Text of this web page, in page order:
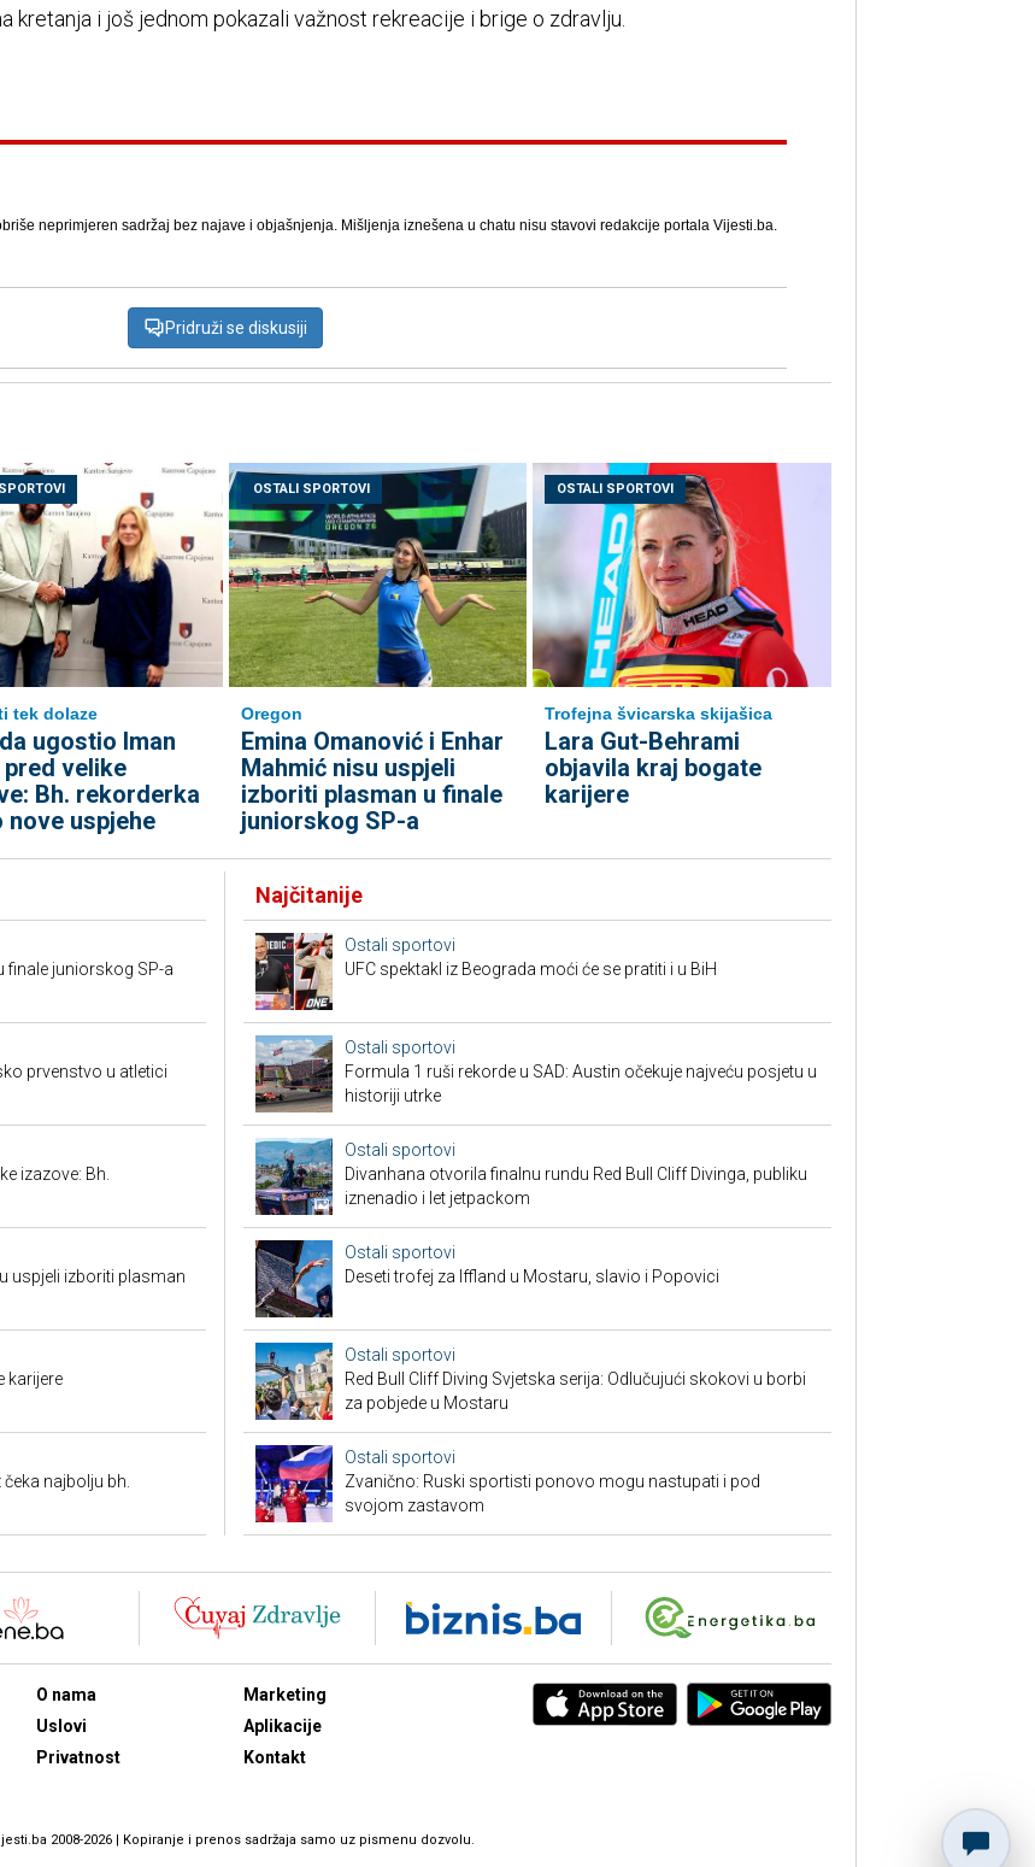
kretanja i još jednom pokazali važnost rekreacije i brige o zdravlju.
neprimjeren sadržaj bez najave i objašnjenja. Mišljenja iznešena u chatu nisu stavovi redakcije portala Vijesti.ba.
Pridruži se diskusiji
tek dolaze
ugostio Iman
velike
Bh. rekorderka
nove uspjehe
OSTALI SPORTOVI
Oregon
Emina Omanović i Enhar
Mahmić nisu uspjeli
izboriti plasman u finale
juniorskog SP-a
OSTALI SPORTOVI
Trofejna švicarska skijašica
Lara Gut-Behrami
objavila kraj bogate
karijere
finale juniorskog SP-a
prvenstvo u atletici
izazove: Bh.
uspjeli izboriti plasman
karijere
čeka najbolju bh.
Najčitanije
Ostali sportovi
UFC spektakl iz Beograda moći će se pratiti i u BiH
Ostali sportovi
Formula 1 ruši rekorde u SAD: Austin očekuje najveću posjetu u
historiji utrke
Ostali sportovi
Divanhana otvorila finalnu rundu Red Bull Cliff Divinga, publiku
iznenadio i let jetpackom
Ostali sportovi
Deseti trofej za Iffland u Mostaru, slavio i Popovici
Ostali sportovi
Red Bull Cliff Diving Svjetska serija: Odlučujući skokovi u borbi
za pobjede u Mostaru
Ostali sportovi
Zvanično: Ruski sportisti ponovo mogu nastupati i pod
svojom zastavom
O nama
Uslovi
Privatnost
Marketing
Aplikacije
Kontakt
2008-2026 | Kopiranje i prenos sadržaja samo uz pismenu dozvolu.